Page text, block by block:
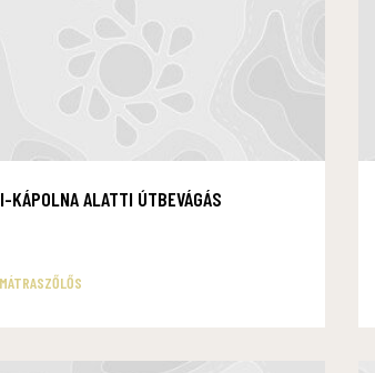
KÁPOLNA ALATTI ÚTBEVÁGÁS
MÁTRASZŐLŐS